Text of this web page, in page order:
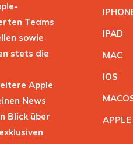
Teams
sowie
stets die
Apple
News
Blick über
IPHON
IPAD
MAC
IOS
MACO